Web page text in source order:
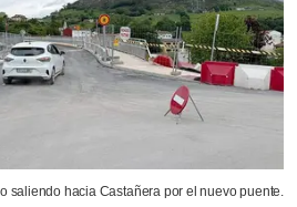
saliendo hacia Castañera por el nuevo puente.